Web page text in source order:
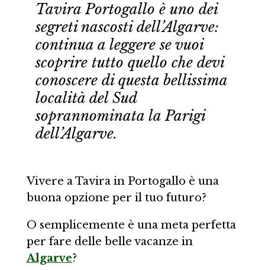
Tavira Portogallo è uno dei
segreti nascosti dell’Algarve:
continua a leggere se vuoi
scoprire tutto quello che devi
conoscere di questa bellissima
località del Sud
soprannominata la Parigi
dell’Algarve.
Vivere a Tavira in Portogallo è una
buona opzione per il tuo futuro?
O semplicemente è una meta perfetta
per fare delle belle vacanze in
Algarve?